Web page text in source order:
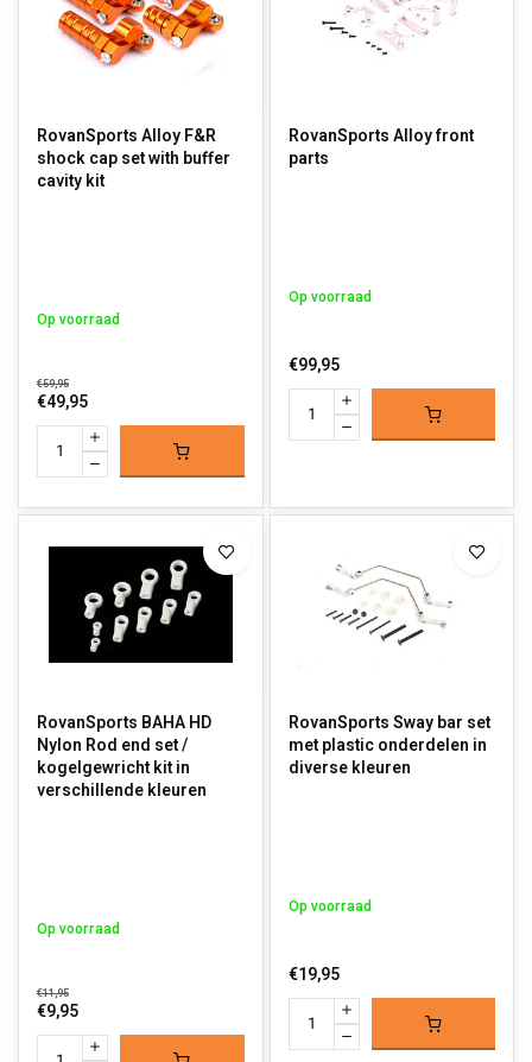
RovanSports Alloy F&R
shock cap set with buffer
cavity kit
Op voorraad
€59,95
€49,95
RovanSports Alloy front
parts
Op voorraad
€99,95
RovanSports BAHA HD
Nylon Rod end set /
kogelgewricht kit in
verschillende kleuren
Op voorraad
€11,95
€9,95
RovanSports Sway bar set
met plastic onderdelen in
diverse kleuren
Op voorraad
€19,95